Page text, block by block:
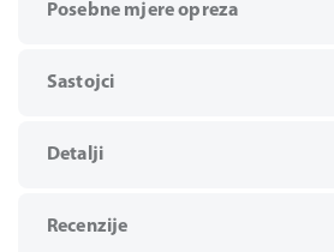
Posebne mjere opreza
Sastojci
Detalji
Recenzije